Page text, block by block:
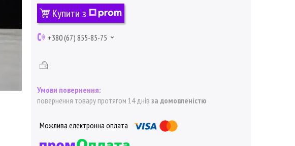
Купити з
+380 (67) 855-85-75
повернення товару протягом 14 днів за домовленістю